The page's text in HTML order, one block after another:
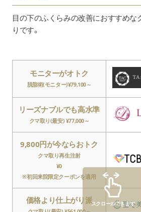
目の下のふくらみの改善におすすめな
りです。
モニターがオトク
脱脂術(モニター)¥79,100～
リーズナブルでも高水準
クマ取り(最安) ¥77,000～
9,800円が今ならおトク
クマ取り再生注射
¥0
※初回来院限定クーポンを適用
価格より仕上がり派スクロールできます